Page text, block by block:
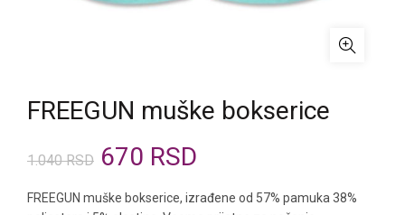
FREEGUN muške bokserice
1.040RSD Originalna
cena
670 RSD
cena
FREEGUN muške bokserice, izrađene od 57% pamuka 38%